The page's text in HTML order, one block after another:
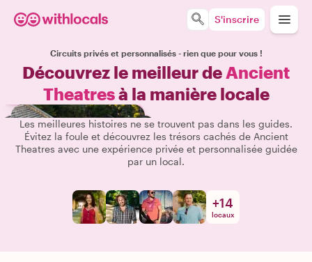
S'inscrire
Circuits privés et personnalisés - rien que pour vous !
Découvrez le meilleur deAncient
Theatresà la manière locale
Les meilleures histoires ne se trouvent pas dans les guides.
Évitez la foule et découvrez les trésors cachés de Ancient
Theatres avec une expérience privée et personnalisée guidée
par un local.
+14
locaux